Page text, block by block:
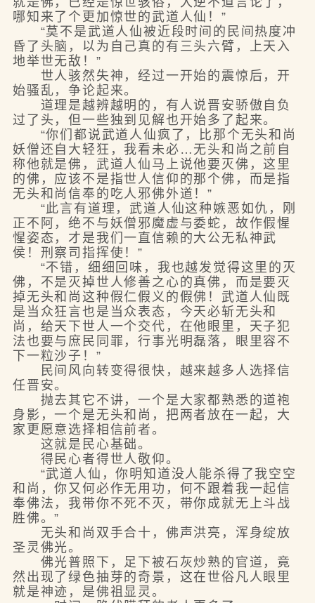
哪知来了个更加惊世的武道人仙！”
“莫不是武道人仙被近段时间的民间热度冲
昏了头脑，以为自己真的有三头六臂，上天入
地举世无敌！”
世人骇然失神，经过一开始的震惊后，开
始骚乱，争论起来。
道理是越辨越明的，有人说晋安骄傲自负
过了头，但一些独到见解也开始多了起来。
“你们都说武道人仙疯了，比那个无头和尚
妖僧还自大轻狂，我看未必…无头和尚之前自
称他就是佛，武道人仙马上说他要灭佛，这里
的佛，应该不是指世人信仰的那个佛，而是指
无头和尚信奉的吃人邪佛外道！”
“此言有道理，武道人仙这种嫉恶如仇，刚
正不阿，绝不与妖僧邪魔虚与委蛇，故作假惺
惺姿态，才是我们一直信赖的大公无私神武
侯！刑察司指挥使！”
“不错，细细回味，我也越发觉得这里的灭
佛，不是灭掉世人修善之心的真佛，而是要灭
掉无头和尚这种假仁假义的假佛！武道人仙既
是当众狂言也是当众表态，今天必斩无头和
尚，给天下世人一个交代，在他眼里，天子犯
法也要与庶民同罪，行事光明磊落，眼里容不
下一粒沙子！”
民间风向转变得很快，越来越多人选择信
任晋安。
抛去其它不讲，一个是大家都熟悉的道袍
身影，一个是无头和尚，把两者放在一起，大
家更愿意选择相信前者。
这就是民心基础。
得民心者得世人敬仰。
“武道人仙，你明知道没人能杀得了我空空
和尚，你又何必作无用功，何不跟着我一起信
奉佛法，我带你不死不灭，带你成就无上斗战
胜佛。”
无头和尚双手合十，佛声洪亮，浑身绽放
圣灵佛光。
佛光普照下，足下被石灰炒熟的官道，竟
然出现了绿色抽芽的奇景，这在世俗凡人眼里
就是神迹，是佛祖显灵。